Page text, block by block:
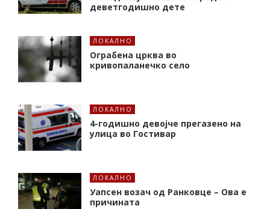
деветгодишно дете
ЛОКАЛНО
Ограбена црква во
кривопаланечко село
ЛОКАЛНО
4-годишно девојче прегазено на
улица во Гостивар
ЛОКАЛНО
Уапсен возач од Ранковце – Ова е
причината